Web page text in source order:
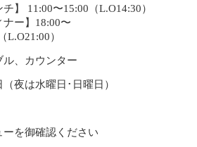
チ】 11:00〜15:00（L.O14:30）
ナー】18:00〜
L.O21:00）
ル、カウンター
（夜は水曜日･日曜日）
ーを御確認ください